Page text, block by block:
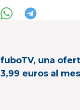
fuboTV, una
3,99 euros al mes